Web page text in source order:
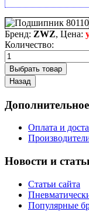
Бренд: ZWZ, Цена:
Количество:
Оплата и
Новости и
Статьи сайта
Популярные